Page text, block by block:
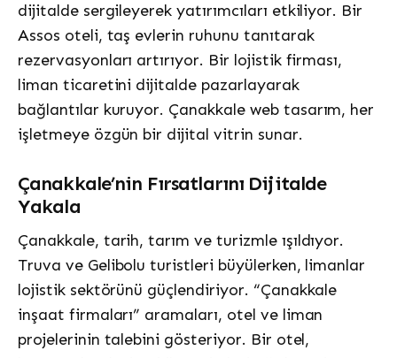
dijitalde sergileyerek yatırımcıları etkiliyor. Bir
Assos oteli, taş evlerin ruhunu tanıtarak
rezervasyonları artırıyor. Bir lojistik firması,
liman ticaretini dijitalde pazarlayarak
bağlantılar kuruyor. Çanakkale web tasarım, her
işletmeye özgün bir dijital vitrin sunar.
Çanakkale’nin Fırsatlarını Dijitalde
Yakala
Çanakkale, tarih, tarım ve turizmle ışıldıyor.
Truva ve Gelibolu turistleri büyülerken, limanlar
lojistik sektörünü güçlendiriyor. “Çanakkale
inşaat firmaları” aramaları, otel ve liman
projelerinin talebini gösteriyor. Bir otel,